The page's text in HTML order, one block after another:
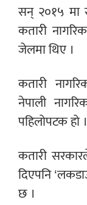
सन् २०१५ मा
कतारी
जेलमा थिए ।
कतारी
नेपाली
पहिलोपटक हो ।
कतारी
दिएपनि
छ ।